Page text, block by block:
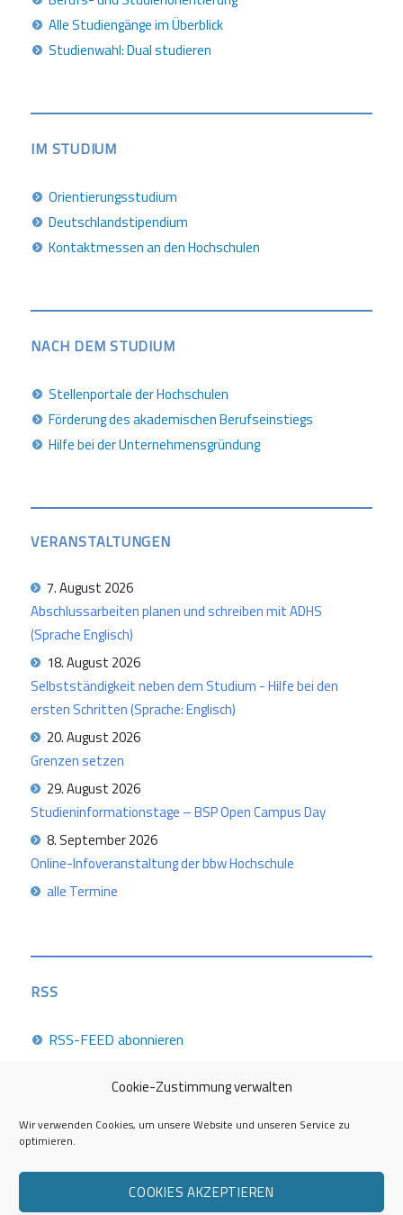
Cookie-Zustimmung verwalten
Wir verwenden Cookies, um unsere Website und unseren Service zu
optimieren.
COOKIES AKZEPTIEREN
Alle Studiengänge im Überblick
Studienwahl: Dual studieren
IM STUDIUM
Orientierungsstudium
Deutschlandstipendium
Kontaktmessen an den Hochschulen
NACH DEM STUDIUM
Stellenportale der Hochschulen
Förderung des akademischen Berufseinstiegs
Hilfe bei der Unternehmensgründung
VERANSTALTUNGEN
7. August 2026
Abschlussarbeiten planen und schreiben mit ADHS
(Sprache Englisch)
18. August 2026
Selbstständigkeit neben dem Studium - Hilfe bei den
ersten Schritten (Sprache: Englisch)
20. August 2026
Grenzen setzen
29. August 2026
Studieninformationstage – BSP Open Campus Day
8. September 2026
Online-Infoveranstaltung der bbw Hochschule
alle Termine
RSS
RSS-FEED abonnieren
Career Week 2026
Die Career Center im Überblick